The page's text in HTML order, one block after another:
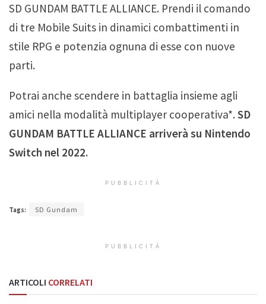
SD GUNDAM BATTLE ALLIANCE. Prendi il comando
di tre Mobile Suits in dinamici combattimenti in
stile RPG e potenzia ognuna di esse con nuove
parti.
Potrai anche scendere in battaglia insieme agli
amici nella modalità multiplayer cooperativa*. SD
GUNDAM BATTLE ALLIANCE arriverà su Nintendo
Switch nel 2022.
PUBBLICITÀ
Tags: SD Gundam
PUBBLICITÀ
ARTICOLI CORRELATI